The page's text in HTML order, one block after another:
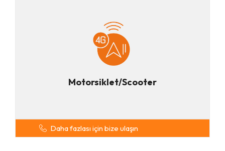
Motorsiklet/Scooter
Daha fazlası için bize ulaşın